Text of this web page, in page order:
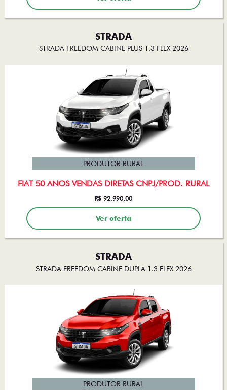
STRADA
STRADA FREEDOM CABINE PLUS 1.3 FLEX 2026
FIAT 50 ANOS VENDAS DIRETAS CNPJ/PROD. RURAL
PRODUTOR RURAL
R$ 92.990,00
Ver oferta
STRADA
STRADA FREEDOM CABINE DUPLA 1.3 FLEX 2026
PRODUTOR RURAL